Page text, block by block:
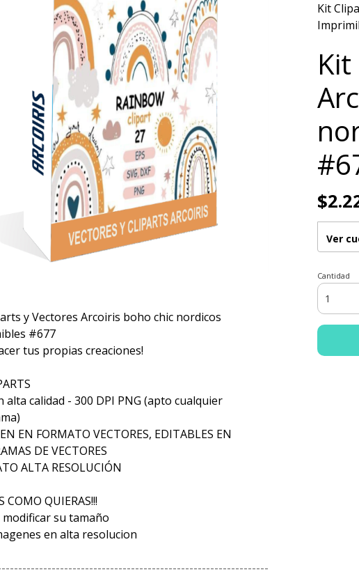
y Vectores Arcoiris boho chic nordicos
#677
tus propias creaciones!
alta calidad - 300 DPI PNG (apto cualquier
EN FORMATO VECTORES, EDITABLES EN
DE VECTORES
ALTA RESOLUCIÓN
COMO QUIERAS!!!
modificar su tamaño
en alta resolucion
Kit
Ver
Cantidad